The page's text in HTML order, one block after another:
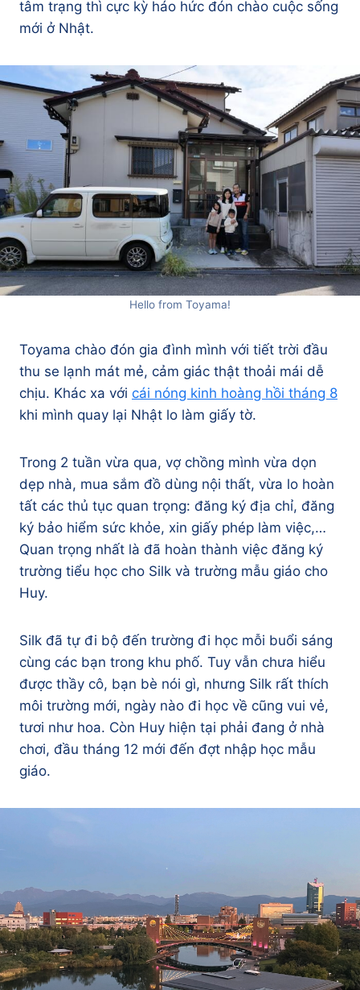
tâm trạng thì cực kỳ háo hức đón chào cuộc sống
mới ở Nhật.
Hello from Toyama!
Toyama chào đón gia đình mình với tiết trời đầu
thu se lạnh mát mẻ, cảm giác thật thoải mái dễ
chịu. Khác xa với cái nóng kinh hoàng hồi tháng 8
khi mình quay lại Nhật lo làm giấy tờ.
Trong 2 tuần vừa qua, vợ chồng mình vừa dọn
dẹp nhà, mua sắm đồ dùng nội thất, vừa lo hoàn
tất các thủ tục quan trọng: đăng ký địa chỉ, đăng
ký bảo hiểm sức khỏe, xin giấy phép làm việc,…
Quan trọng nhất là đã hoàn thành việc đăng ký
trường tiểu học cho Silk và trường mẫu giáo cho
Huy.
Silk đã tự đi bộ đến trường đi học mỗi buổi sáng
cùng các bạn trong khu phố. Tuy vẫn chưa hiểu
được thầy cô, bạn bè nói gì, nhưng Silk rất thích
môi trường mới, ngày nào đi học về cũng vui vẻ,
tươi như hoa. Còn Huy hiện tại phải đang ở nhà
chơi, đầu tháng 12 mới đến đợt nhập học mẫu
giáo.